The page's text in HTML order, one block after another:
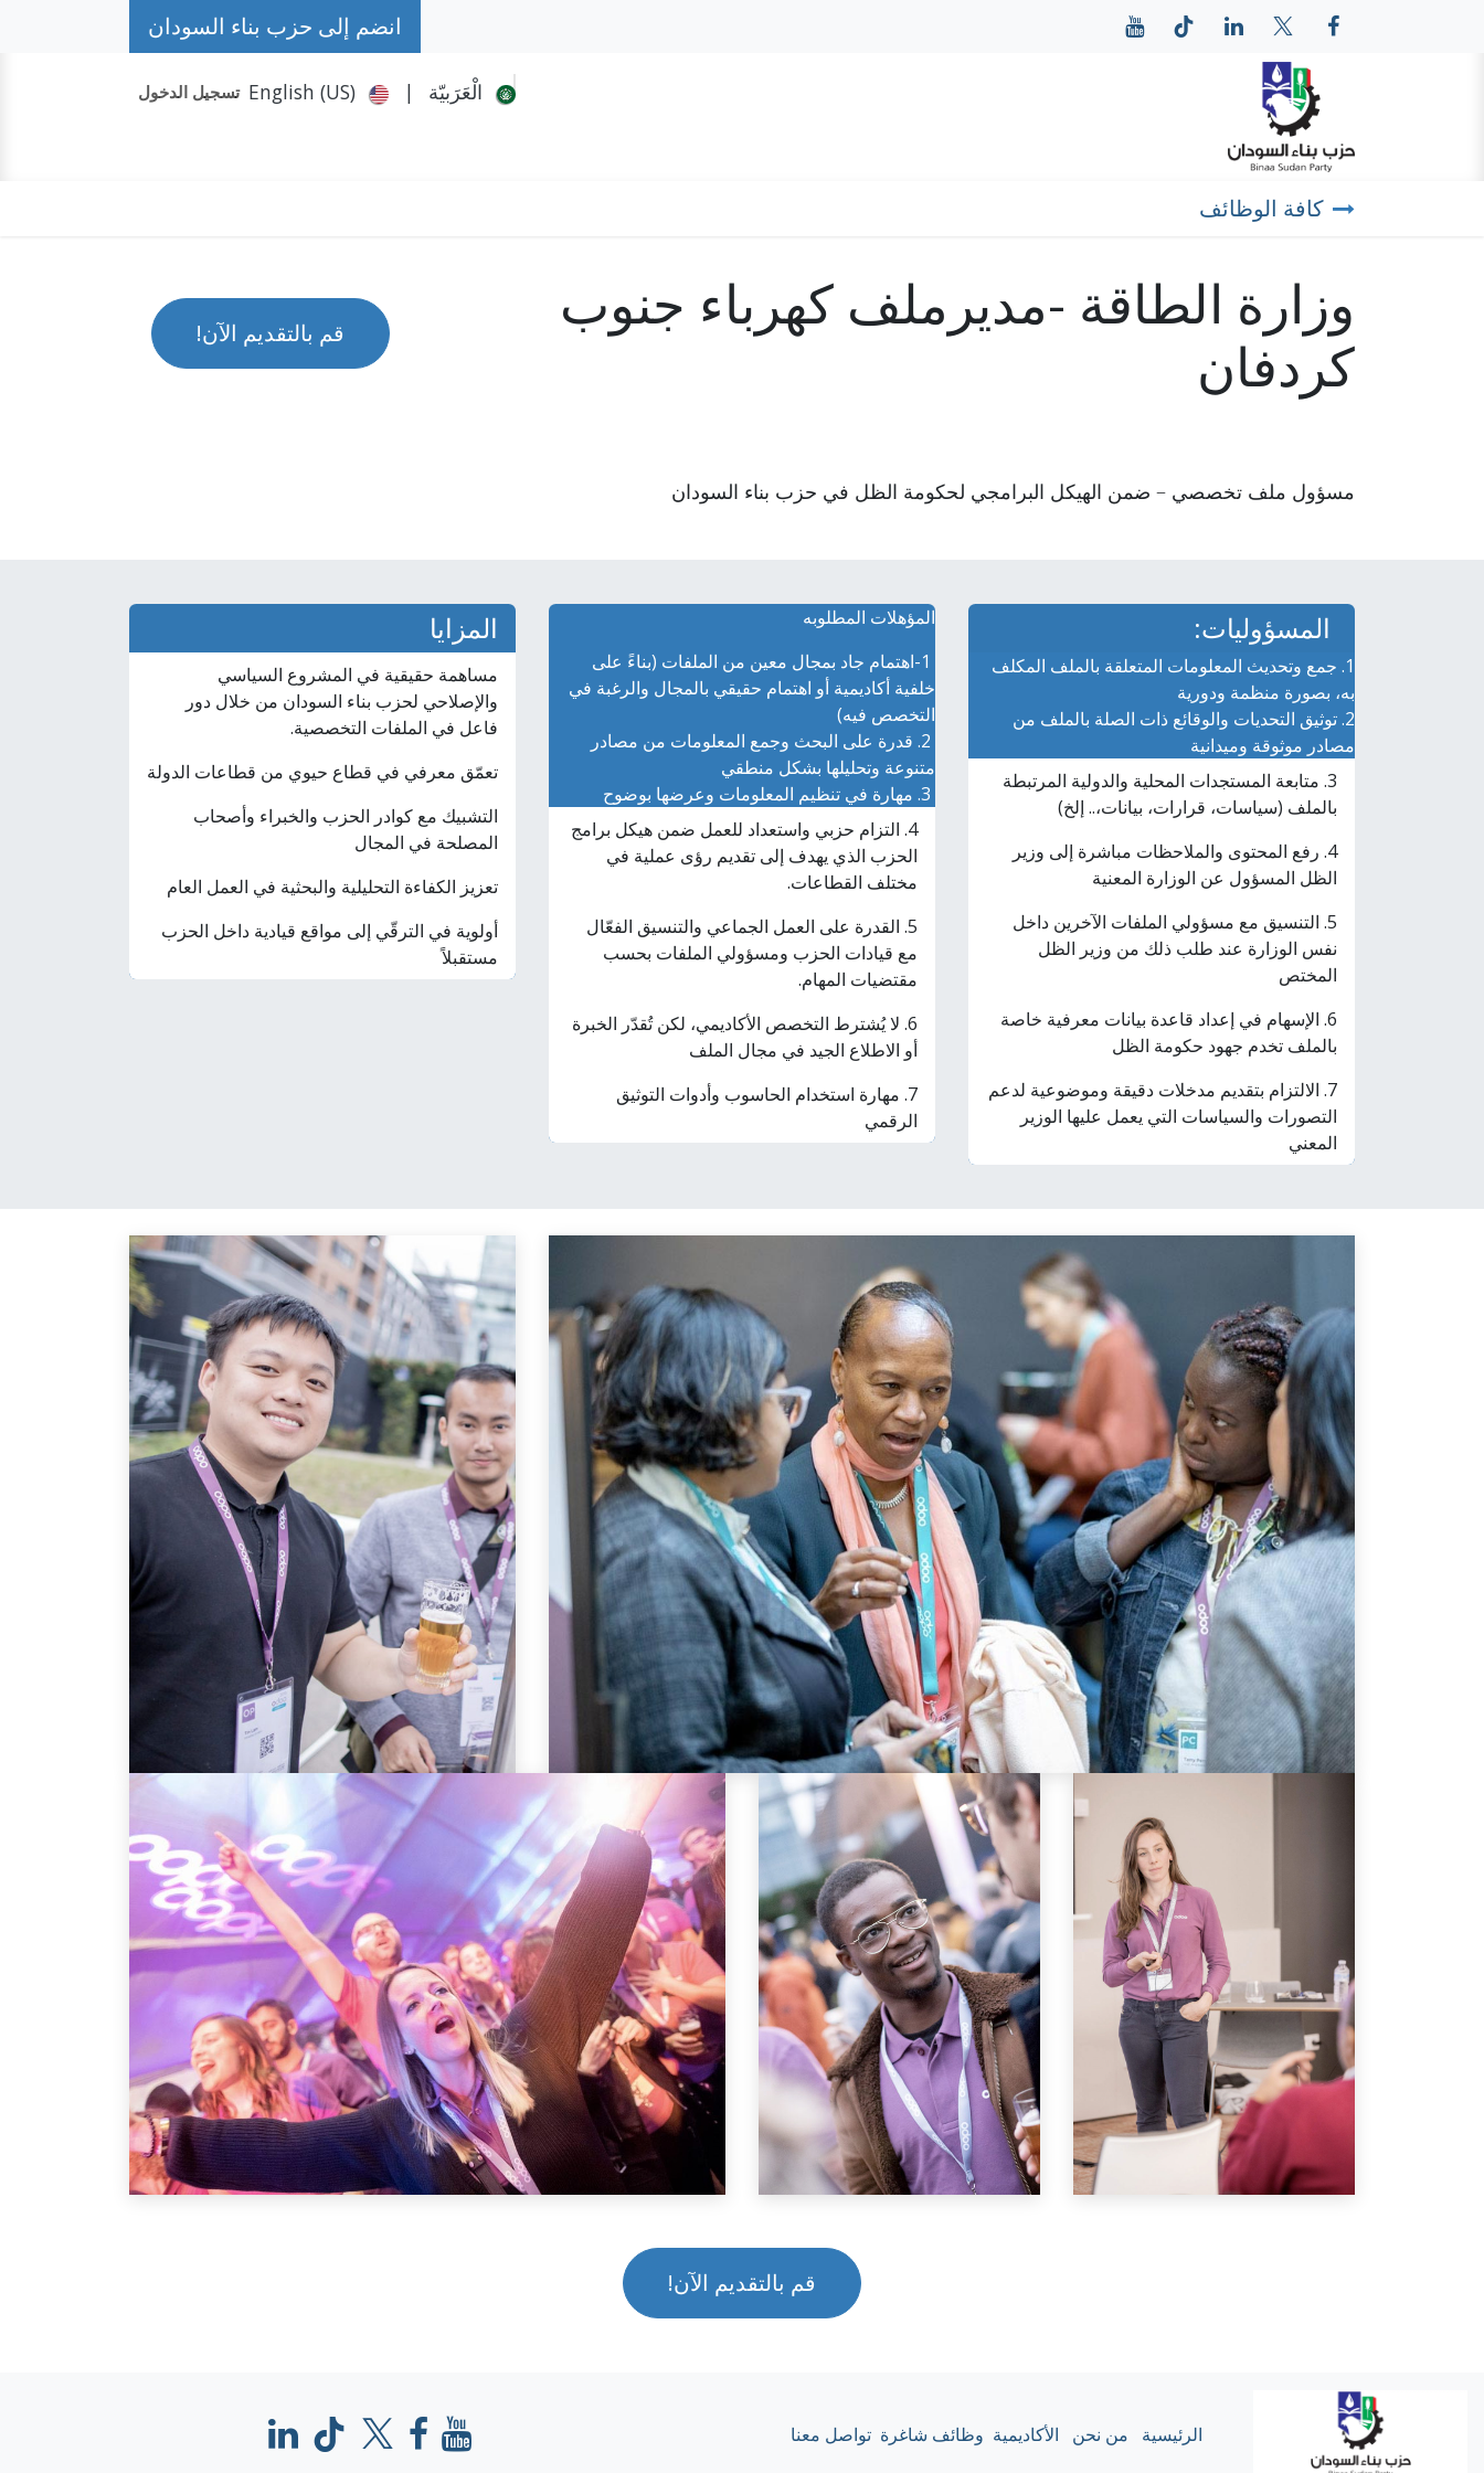
تخطي للذهاب إلى المحتوى انضم إلى حزب بناء السودان
الْعَرَبيّة |
English (US) تسجيل الدخول
كافة الوظائف
وزارة الطاقة -مديرملف كهرباء جنوب
كردفان
قم بالتقديم الآن!
مسؤول ملف تخصصي – ضمن الهيكل البرامجي لحكومة الظل في حزب بناء السودان
المسؤوليات:
1. جمع وتحديث المعلومات المتعلقة بالملف المكلف
به، بصورة منظمة ودورية
2. توثيق التحديات والوقائع ذات الصلة بالملف من
مصادر موثوقة وميدانية
3. متابعة المستجدات المحلية والدولية المرتبطة
بالملف (سياسات، قرارات، بيانات،.. إلخ)
4. رفع المحتوى والملاحظات مباشرة إلى وزير
الظل المسؤول عن الوزارة المعنية
5. التنسيق مع مسؤولي الملفات الآخرين داخل
نفس الوزارة عند طلب ذلك من وزير الظل
المختص
6. الإسهام في إعداد قاعدة بيانات معرفية خاصة
بالملف تخدم جهود حكومة الظل
7. الالتزام بتقديم مدخلات دقيقة وموضوعية لدعم
التصورات والسياسات التي يعمل عليها الوزير
المعني
المؤهلات المطلوبه
1-اهتمام جاد بمجال معين من الملفات (بناءً على
خلفية أكاديمية أو اهتمام حقيقي بالمجال والرغبة في
التخصص فيه)
2. قدرة على البحث وجمع المعلومات من مصادر
متنوعة وتحليلها بشكل منطقي
4. التزام حزبي واستعداد للعمل ضمن هيكل برامج
الحزب الذي يهدف إلى تقديم رؤى عملية في
مختلف القطاعات.
5. القدرة على العمل الجماعي والتنسيق الفعّال
مع قيادات الحزب ومسؤولي الملفات بحسب
مقتضيات المهام.
6. لا يُشترط التخصص الأكاديمي، لكن تُقدّر الخبرة
أو الاطلاع الجيد في مجال الملف
7. مهارة استخدام الحاسوب وأدوات التوثيق
الرقمي
المزايا
مساهمة حقيقية في المشروع السياسي
والإصلاحي لحزب بناء السودان من خلال دور
فاعل في الملفات التخصصية.
تعمّق معرفي في قطاع حيوي من قطاعات الدولة
التشبيك مع كوادر الحزب والخبراء وأصحاب
المصلحة في المجال
تعزيز الكفاءة التحليلية والبحثية في العمل العام
أولوية في الترقّي إلى مواقع قيادية داخل الحزب
مستقبلاً
قم بالتقديم الآن!
الرئيسية من نحن الأكاديمية وظائف شاغرة تواصل معنا